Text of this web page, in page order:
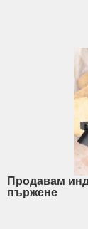
Продавам
пържене